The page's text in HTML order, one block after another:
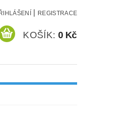
REGISTRACE
KOŠÍK: 0 Kč